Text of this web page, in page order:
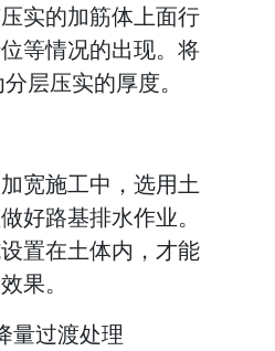
实的加筋体上面行
等情况的出现。将
层压实的厚度。
宽施工中，选用土
好路基排水作业。
置在土体内，才能
果。
量过渡处理